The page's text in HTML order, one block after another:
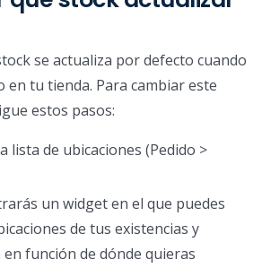
se actualiza por defecto cuando
en tu tienda. Para cambiar este
estos pasos:
lista de ubicaciones (Pedido >
un widget en el que puedes
de tus existencias y
función de dónde quieras